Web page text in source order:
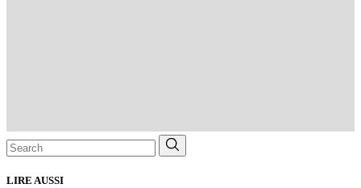
Search
for:
LIRE AUSSI